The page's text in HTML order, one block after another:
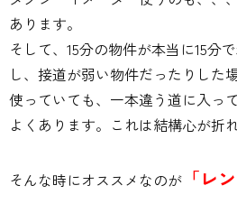
あります。
そして、15分の物件が本当に15分
し、接道が弱い物件だったりした
使っていても、一本違う道に入っ
よくあります。これは結構心が折
そんな時にオススメなのが 「レ